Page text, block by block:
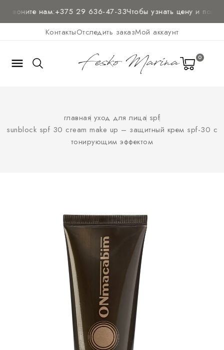
нам:+375 29 636-47-33Чтобы узнать цену и
КонтактыОтследить заказМой аккаунт
 0
главная уход для лица spf
sunblock spf 30 cream make up – защитный крем spf-30 с
тонирующим эффектом